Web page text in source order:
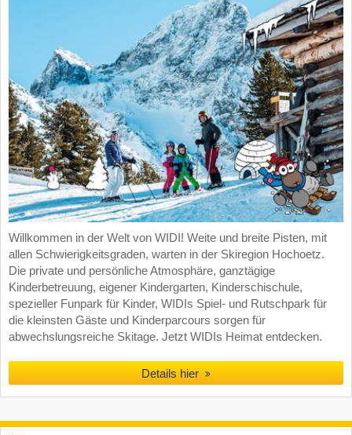
Willkommen in der Welt von WIDI! Weite und breite Pisten, mit
allen Schwierigkeitsgraden, warten in der Skiregion Hochoetz.
Die private und persönliche Atmosphäre, ganztägige
Kinderbetreuung, eigener Kindergarten, Kinderschischule,
spezieller Funpark für Kinder, WIDIs Spiel- und Rutschpark für
die kleinsten Gäste und Kinderparcours sorgen für
abwechslungsreiche Skitage. Jetzt WIDIs Heimat entdecken.
Details hier